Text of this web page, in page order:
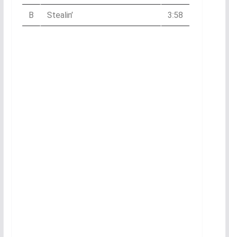
B Stealin’ 3:58